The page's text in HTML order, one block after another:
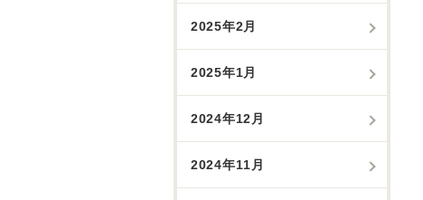
2025年2月
2025年1月
2024年12月
2024年11月